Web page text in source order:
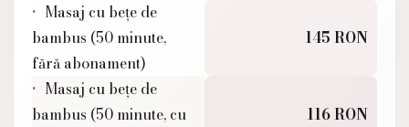
Masaj cu bețe de
bambus (50 minute,
fără abonament)
145 RON
Masaj cu bețe de
bambus (50 minute, cu
116 RON